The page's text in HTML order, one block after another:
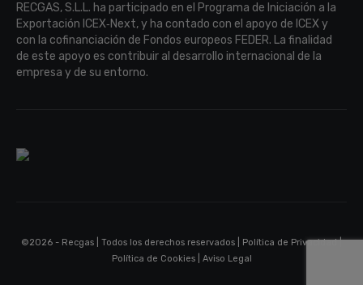
RECGAS, S.L.L. ha participado en el Programa de Iniciación a la
Exportación ICEX‐Next, y ha contado con el apoyo de ICEX y
con la cofinanciación de Fondos europeos FEDER. La finalidad
de este apoyo es contribuir al desarrollo internacional de la
empresa y de su entorno.
©2026 - Recgas | Todos los derechos reservados | Política de Privacidad|
Política de Cookies| Aviso Legal